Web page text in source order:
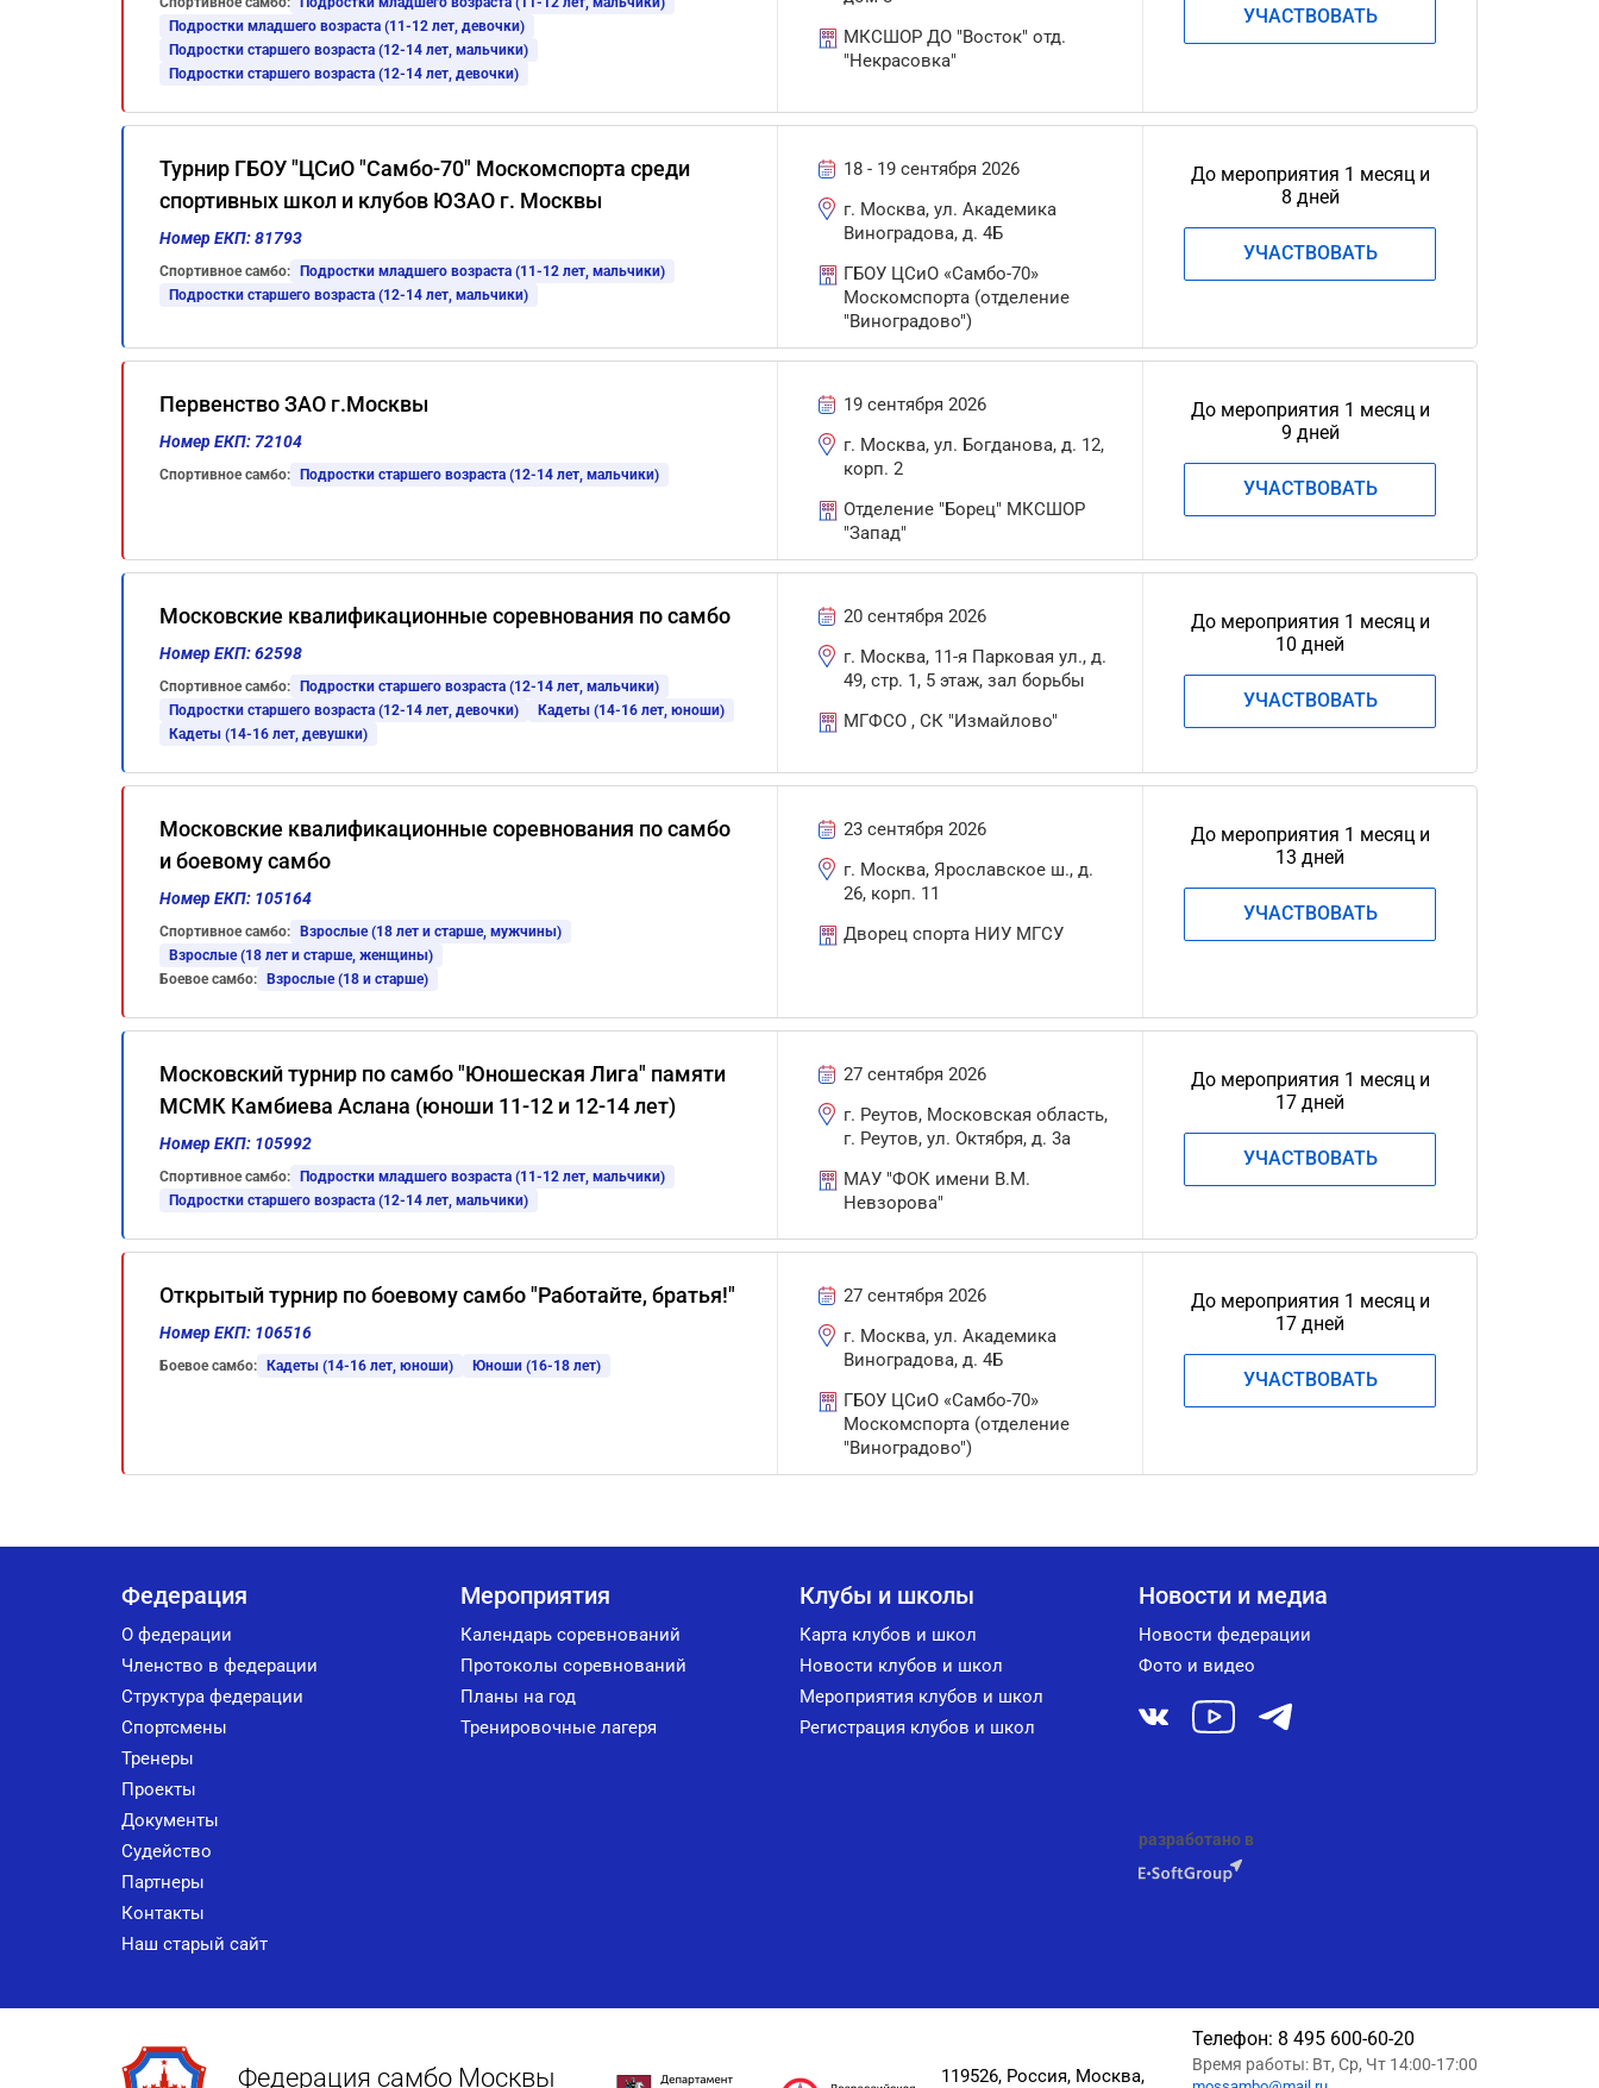
Подростки младшего возраста (11-12 лет, девочки)
Подростки старшего возраста (12-14 лет, мальчики)
Подростки старшего возраста (12-14 лет, девочки)
МКСШОР ДО "Восток" отд.
"Некрасовка"
УЧАСТВОВАТЬ
Турнир ГБОУ "ЦСиО "Самбо-70" Москомспорта среди
спортивных школ и клубов ЮЗАО г. Москвы
Номер ЕКП: 81793
Спортивное самбо:
Подростки младшего возраста (11-12 лет, мальчики)
Подростки старшего возраста (12-14 лет, мальчики)
18 - 19 сентября 2026
г. Москва, ул. Академика
Виноградова, д. 4Б
ГБОУ ЦСиО «Самбо-70»
Москомспорта (отделение
"Виноградово")
До мероприятия 1 месяц и
8 дней
УЧАСТВОВАТЬ
Первенство ЗАО г.Москвы
Номер ЕКП: 72104
Спортивное самбо: Подростки старшего возраста (12-14 лет, мальчики)
19 сентября 2026
г. Москва, ул. Богданова, д. 12,
корп. 2
Отделение "Борец" МКСШОР
"Запад"
До мероприятия 1 месяц и
9 дней
УЧАСТВОВАТЬ
Московские квалификационные соревнования по самбо
Номер ЕКП: 62598
Спортивное самбо:
Подростки старшего возраста (12-14 лет, мальчики)
Подростки старшего возраста (12-14 лет, девочки)
Кадеты (14-16 лет, юноши)
Кадеты (14-16 лет, девушки)
20 сентября 2026
г. Москва, 11-я Парковая ул., д.
49, стр. 1, 5 этаж, зал борьбы
МГФСО , СК "Измайлово"
До мероприятия 1 месяц и
10 дней
УЧАСТВОВАТЬ
Московские квалификационные соревнования по самбо
и боевому самбо
Номер ЕКП: 105164
Спортивное самбо:
Взрослые (18 лет и старше, мужчины)
Взрослые (18 лет и старше, женщины)
Боевое самбо:
Взрослые (18 и старше)
23 сентября 2026
г. Москва, Ярославское ш., д.
26, корп. 11
Дворец спорта НИУ МГСУ
До мероприятия 1 месяц и
13 дней
УЧАСТВОВАТЬ
Московский турнир по самбо "Юношеская Лига" памяти
МСМК Камбиева Аслана (юноши 11-12 и 12-14 лет)
Номер ЕКП: 105992
Спортивное самбо:
Подростки младшего возраста (11-12 лет, мальчики)
Подростки старшего возраста (12-14 лет, мальчики)
27 сентября 2026
г. Реутов, Московская область,
г. Реутов, ул. Октября, д. 3а
МАУ "ФОК имени В.М.
Невзорова"
До мероприятия 1 месяц и
17 дней
УЧАСТВОВАТЬ
Открытый турнир по боевому самбо "Работайте, братья!"
Номер ЕКП: 106516
Боевое самбо: Кадеты (14-16 лет, юноши) Юноши (16-18 лет)
27 сентября 2026
г. Москва, ул. Академика
Виноградова, д. 4Б
ГБОУ ЦСиО «Самбо-70»
Москомспорта (отделение
"Виноградово")
До мероприятия 1 месяц и
17 дней
УЧАСТВОВАТЬ
Федерация
О федерации
Членство в федерации
Структура федерации
Спортсмены
Тренеры
Проекты
Документы
Судейство
Партнеры
Контакты
Наш старый сайт
Мероприятия
Календарь соревнований
Протоколы соревнований
Планы на год
Тренировочные лагеря
Клубы и школы
Карта клубов и школ
Новости клубов и школ
Мероприятия клубов и школ
Регистрация клубов и школ
Новости и медиа
Новости федерации
Фото и видео
разработано в
Федерация самбо Москвы
119526, Россия, Москва,
Телефон: 8 495 600-60-20
Время работы: Вт, Ср, Чт 14:00-17:00